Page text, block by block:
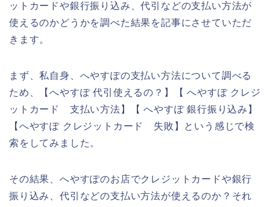
ットカードや銀行振り込み、代引などの支払い方法が
使えるのかどうかを調べた結果を記事にさせていただ
きます。
まず、私自身、へやすぽの支払い方法について調べる
ため、【へやすぽ 代引使えるの？】【 へやすぽ クレジ
ットカード 支払い方法】【 へやすぽ 銀行振り込み】
【へやすぽ クレジットカード 失敗】という感じで検
索をしてみました。
その結果、へやすぽのお店でクレジットカードや銀行
振り込み、代引などの支払い方法が使えるのか？それ